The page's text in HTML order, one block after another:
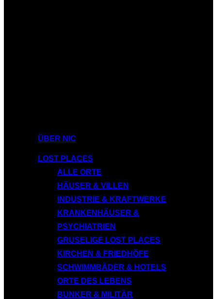
ÜBER NIC
LOST PLACES
ALLE ORTE
HÄUSER & VILLEN
INDUSTRIE & KRAFTWERKE
KRANKENHÄUSER &
PSYCHIATRIEN
GRUSELIGE LOST PLACES
KIRCHEN & FRIEDHÖFE
SCHWIMMBÄDER & HOTELS
ORTE DES LEBENS
BUNKER & MILITÄR